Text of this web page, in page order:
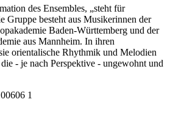
des Ensembles, „steht für
Gruppe besteht aus Musikerinnen der
Baden-Württemberg und der
aus Mannheim. In ihren
orientalische Rhythmik und Melodien
- je nach Perspektive - ungewohnt und